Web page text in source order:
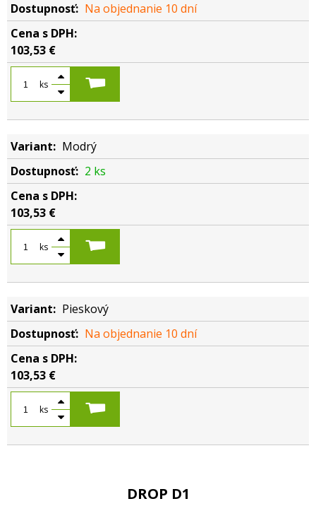
Na objednanie 10 dní
103,53 €
ks
Modrý
2 ks
103,53 €
ks
Pieskový
Na objednanie 10 dní
103,53 €
ks
DROP D1